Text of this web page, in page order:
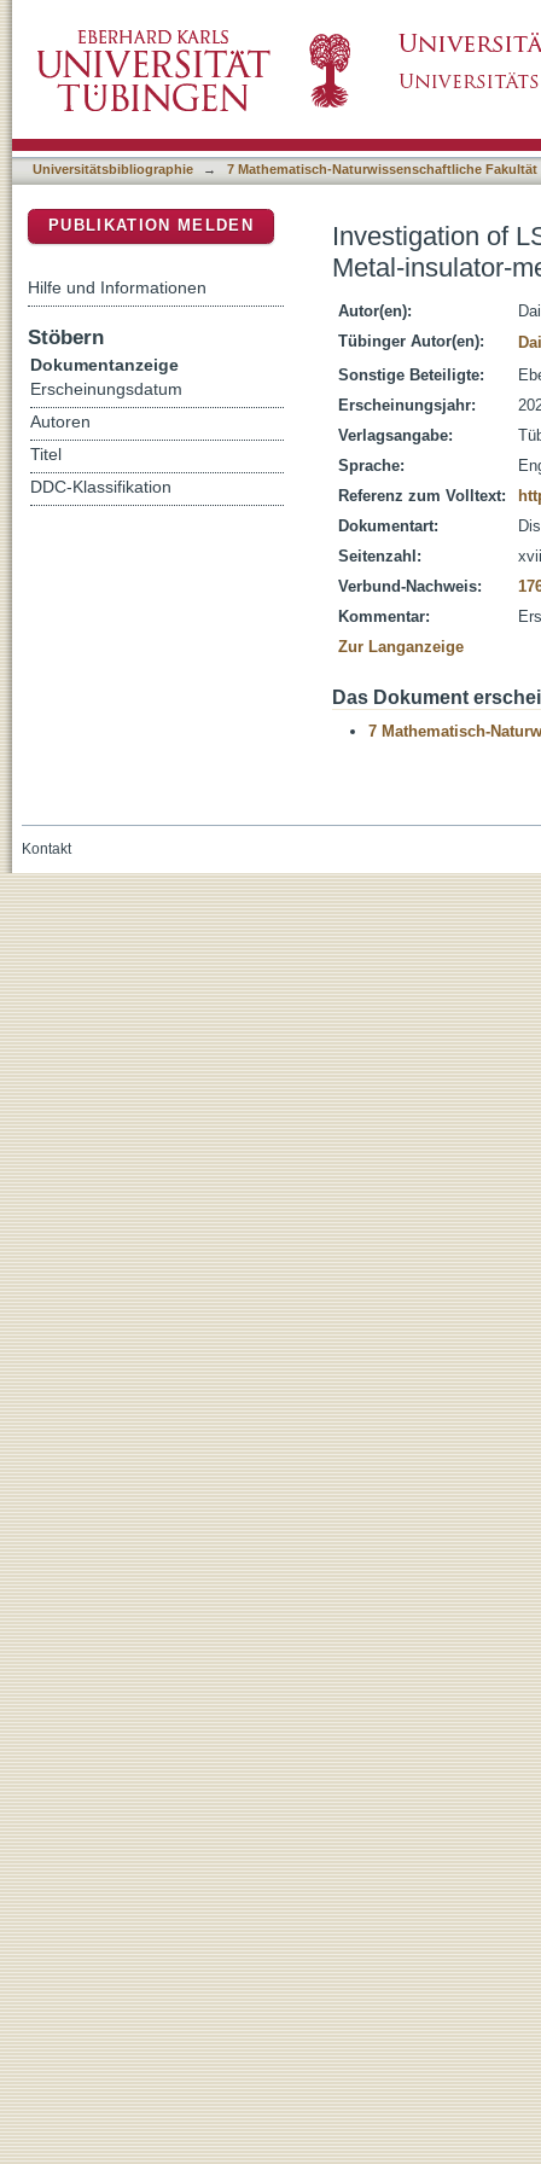
arrays
Universitätsbibliographie → 7 Mathematisch-Naturwissenschaftliche Fakultät
Investigation of
Metal-insulator-
Autor(en):
Tübinger Autor(en):
Sonstige Beteiligte:
Erscheinungsjahr:
Verlagsangabe:
Sprache:
Referenz zum Volltext:
Dokumentart:
Seitenzahl:
Verbund-Nachweis:
Kommentar:
Zur Langanzeige
Das Dokument
7 Mathematisch-
PUBLIKATION MELDEN
Hilfe und Informationen
Stöbern
Dokumentanzeige
Erscheinungsdatum
Autoren
Titel
DDC-Klassifikation
Kontakt